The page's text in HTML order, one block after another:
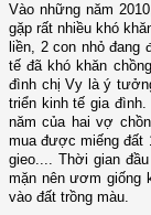
Vào những năm
gặp rất nhiều khó
liền, 2 con nhỏ đang
tế đã khó khăn
đình chị Vy là ý
triển kinh tế gia
năm của hai vợ
mua được miếng đất
gieo.... Thời gian
mặn nên ươm giống
vào đất trồng màu.